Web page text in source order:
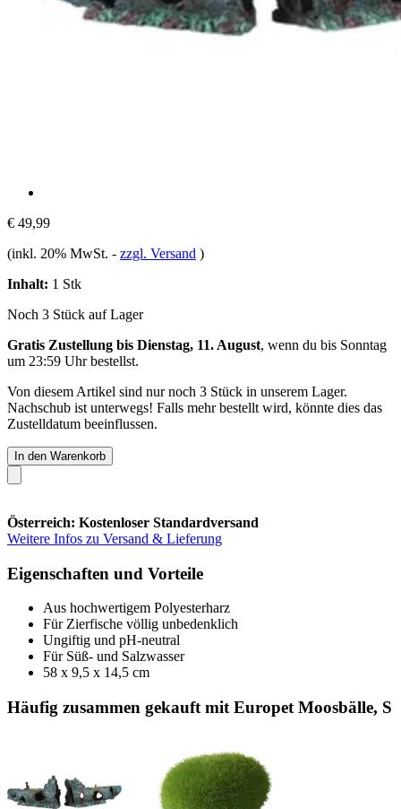
€ 49,99
(inkl. 20% MwSt. - zzgl. Versand )
Inhalt: 1 Stk
Noch 3 Stück auf Lager
Gratis Zustellung bis Dienstag, 11. August, wenn du bis Sonntag
um 23:59 Uhrbestellst.
Von diesem Artikel sind nur noch 3 Stück in unserem Lager.
Nachschub ist unterwegs! Falls mehr bestellt wird, könnte dies das
Zustelldatum beeinflussen.
In den Warenkorb
Österreich: Kostenloser Standardversand
Weitere Infos zu Versand & Lieferung
Eigenschaften und Vorteile
Aus hochwertigem Polyesterharz
Für Zierfische völlig unbedenklich
Ungiftig und pH-neutral
Für Süß- und Salzwasser
58 x 9,5 x 14,5 cm
Häufig zusammen gekauft mit Europet Moosbälle, S